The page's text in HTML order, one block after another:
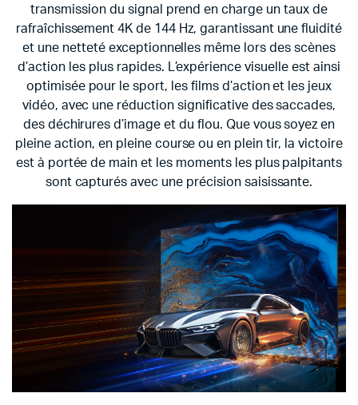
transmission du signal prend en charge un taux de
rafraîchissement 4K de 144 Hz, garantissant une fluidité
et une netteté exceptionnelles même lors des scènes
d’action les plus rapides. L’expérience visuelle est ainsi
optimisée pour le sport, les films d’action et les jeux
vidéo, avec une réduction significative des saccades,
des déchirures d’image et du flou. Que vous soyez en
pleine action, en pleine course ou en plein tir, la victoire
est à portée de main et les moments les plus palpitants
sont capturés avec une précision saisissante.